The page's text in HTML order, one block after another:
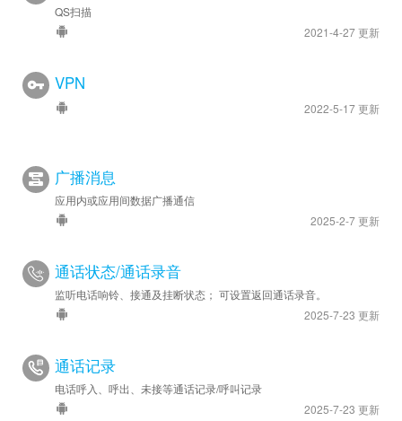
QS扫描
2021-4-27 更新
VPN
2022-5-17 更新
广播消息
应用内或应用间数据广播通信
2025-2-7 更新
通话状态/通话录音
监听电话响铃、接通及挂断状态； 可设置返回通话录音。
2025-7-23 更新
通话记录
电话呼入、呼出、未接等通话记录/呼叫记录
2025-7-23 更新